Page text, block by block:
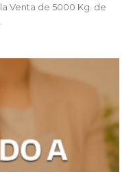
Venta de 5000 Kg. de